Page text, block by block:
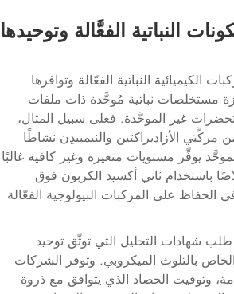
النباتية الفعَّالة وتوحيدها
الكيميائية النباتية الفعّالة وتوافرها
مستخلصات نباتية مُوحَّدة ذات ملفات
غير الموحَّدة. فعلى سبيل المثال،
الأزاديراكتين والنيمبيدِن نشاطًا
يوفِّر مستويات متغيرة وغير كافية غالبًا
باستخدام ثاني أكسيد الكربون فوق
الحفاظ على المركبات البيولوجية الفعّالة
شهادات التحليل التي توثّق توحيد
الخاص بالتلوث الميكروبي. وتوفر الشركات
وتوقيت الحصاد الذي يتوافق مع ذروة